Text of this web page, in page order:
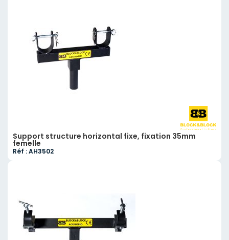
Support structure horizontal fixe, fixation 35mm
femelle
Réf : AH3502